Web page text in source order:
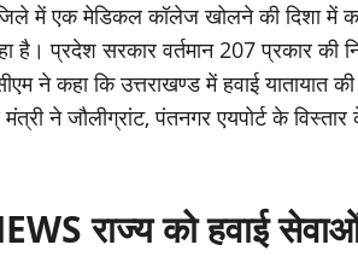
में एक मेडिकल कॉलेज खोलने की दिशा में
प्रदेश सरकार वर्तमान 207 प्रकार की
ने कहा कि उत्तराखण्ड में हवाई यातायात
ने जौलीग्रांट, पंतनगर एयपोर्ट के
राज्य को हवाई